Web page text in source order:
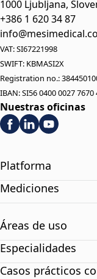
1000 Ljubljana,
+386 1 620 34 87
VAT: SI67221998
SWIFT: KBMASI2X
Registration no.:
IBAN: SI56 0400 0027 7670
Nuestras oficinas
Platforma
Mediciones
Áreas de uso
Especialidades
Casos prácticos